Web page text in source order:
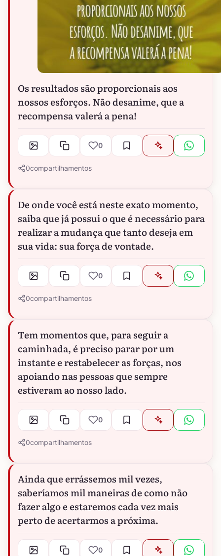
Os resultados são proporcionais aos
nossos esforços. Não desanime, que a
recompensa valerá a pena!
0
0compartilhamentos
De onde você está neste exato momento,
saiba que já possui o que é necessário para
realizar a mudança que tanto deseja em
sua vida: sua força de vontade.
0
0compartilhamentos
Tem momentos que, para seguir a
caminhada, é preciso parar por um
instante e restabelecer as forças, nos
apoiando nas pessoas que sempre
estiveram ao nosso lado.
0
0compartilhamentos
Ainda que errássemos mil vezes,
saberíamos mil maneiras de como não
fazer algo e estaremos cada vez mais
perto de acertarmos a próxima.
0